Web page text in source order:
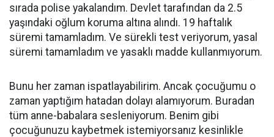
sırada polise yakalandım. Devlet tarafından da 2.5
yaşındaki oğlum koruma altına alındı. 19 haftalık
süremi tamamladım. Ve sürekli test veriyorum, yasal
süremi tamamladım ve yasaklı madde kullanmıyorum.
Bunu her zaman ispatlayabilirim. Ancak çocuğumu o
zaman yaptığım hatadan dolayı alamıyorum. Buradan
tüm anne-babalara sesleniyorum. Benim gibi
çocuğunuzu kaybetmek istemiyorsanız kesinlikle